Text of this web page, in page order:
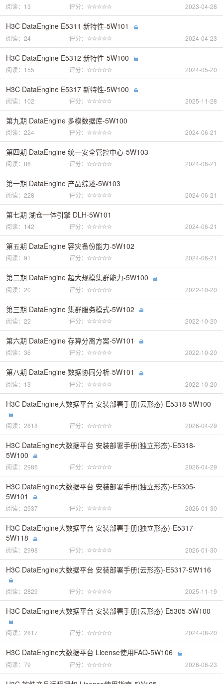
阅读：13 评分： 2023-04-28
H3C DataEngine E5311 新特性-5W101
阅读：24 评分： 2024-04-23
H3C DataEngine E5312 新特性-5W100
阅读：155 评分： 2024-05-20
H3C DataEngine E5317 新特性-5W100
阅读：102 评分： 2025-11-28
第九期 DataEngine 多模数据库-5W100
阅读：224 评分： 2024-06-21
第四期 DataEngine 统一安全管控中心-5W103
阅读：86 评分： 2024-06-21
第一期 DataEngine 产品综述-5W103
阅读：228 评分： 2024-06-21
第七期 湖仓一体引擎 DLH-5W101
阅读：142 评分： 2024-06-21
第五期 DataEngine 容灾备份能力-5W102
阅读：91 评分： 2024-06-21
第二期 DataEngine 超大规模集群能力-5W100
阅读：20 评分： 2022-10-20
第三期 DataEngine 集群服务模式-5W102
阅读：22 评分： 2022-10-20
第六期 DataEngine 存算分离方案-5W101
阅读：36 评分： 2022-10-20
第八期 DataEngine 数据协同分析-5W101
阅读：13 评分： 2022-10-20
H3C DataEngine大数据平台 安装部署手册(云形态)-E5318-5W100
阅读：2818 评分： 2026-04-29
H3C DataEngine大数据平台 安装部署手册(独立形态)-E5318-
5W100
阅读：2986 评分： 2026-04-29
H3C DataEngine大数据平台 安装部署手册(独立形态)-E5305-
5W101
阅读：2937 评分： 2026-01-30
H3C DataEngine大数据平台 安装部署手册(独立形态)-E5317-
5W118
阅读：2998 评分： 2026-01-30
H3C DataEngine大数据平台 安装部署手册(云形态)-E5317-5W116
阅读：2829 评分： 2025-11-19
H3C DataEngine大数据平台 安装部署手册(云形态) E5305-5W100
阅读：2817 评分： 2024-08-20
H3C DataEngine大数据平台 License使用FAQ-5W106
阅读：79 评分： 2026-06-23